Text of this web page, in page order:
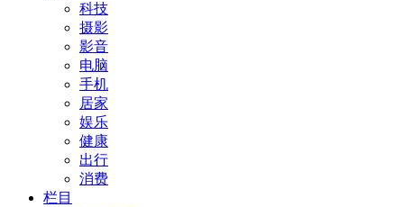
科技
摄影
影音
电脑
手机
居家
娱乐
健康
出行
消费
栏目